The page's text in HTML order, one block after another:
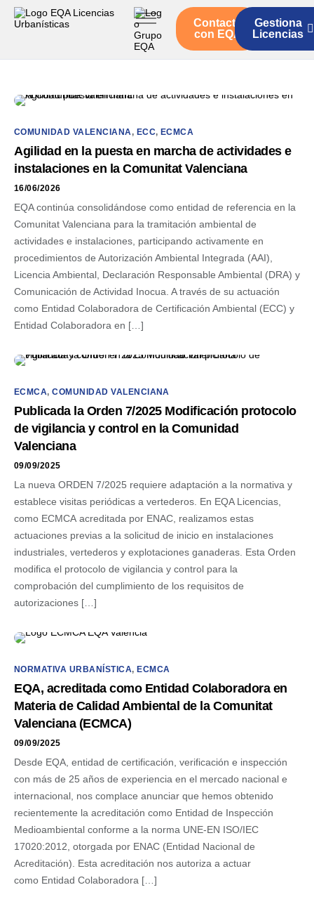
Servicios
Contacto
con EQA
Gestiona
Licencias
COMUNIDAD VALENCIANA, ECC, ECMCA
Agilidad en la puesta en marcha de actividades e
instalaciones en la Comunitat Valenciana
16/06/2026
EQA continúa consolidándose como entidad de referencia en la
Comunitat Valenciana para la tramitación ambiental de
actividades e instalaciones, participando activamente en
procedimientos de Autorización Ambiental Integrada (AAI),
Licencia Ambiental, Declaración Responsable Ambiental (DRA) y
Comunicación de Actividad Inocua. A través de su actuación
como Entidad Colaboradora de Certificación Ambiental (ECC) y
Entidad Colaboradora en […]
ECMCA,COMUNIDAD VALENCIANA
Publicada la Orden 7/2025 Modificación protocolo
de vigilancia y control en la Comunidad
Valenciana
09/09/2025
La nueva ORDEN 7/2025 requiere adaptación a la normativa y
establece visitas periódicas a vertederos. En EQA Licencias,
como ECMCA acreditada por ENAC, realizamos estas
actuaciones previas a la solicitud de inicio en instalaciones
industriales, vertederos y explotaciones ganaderas. Esta Orden
modifica el protocolo de vigilancia y control para la
comprobación del cumplimiento de los requisitos de
autorizaciones […]
NORMATIVA URBANÍSTICA, ECMCA
EQA, acreditada como Entidad Colaboradora en
Materia de Calidad Ambiental de la Comunitat
Valenciana (ECMCA)
09/09/2025
Desde EQA, entidad de certificación, verificación e inspección
con más de 25 años de experiencia en el mercado nacional e
internacional, nos complace anunciar que hemos obtenido
recientemente la acreditación como Entidad de Inspección
Medioambiental conforme a la norma UNE-EN ISO/IEC
17020:2012, otorgada por ENAC (Entidad Nacional de
Acreditación). Esta acreditación nos autoriza a actuar
como Entidad Colaboradora […]